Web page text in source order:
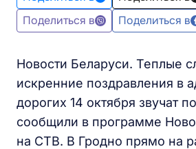
Поделиться в
Поделиться в
Новости Беларуси. Теплые
искренние поздравления в
дорогих 14 октября звучат
сообщили в программе
на СТВ. В Гродно прямо на